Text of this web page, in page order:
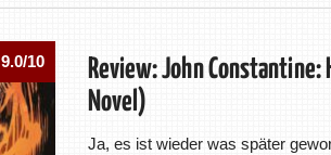
9.0/10
Review: John Constantine:
Novel)
Ja, es ist wieder was später